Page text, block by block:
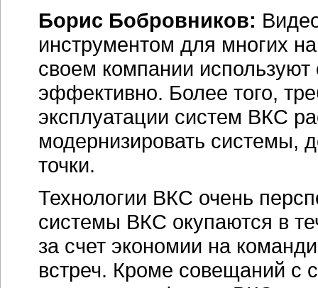
Борис Бобровников:
инструментом для многих
своем компании
эффективно. Более того,
эксплуатации систем ВКС
модернизировать системы,
точки.
Технологии ВКС очень
системы ВКС окупаются в
за счет экономии на
встреч. Кроме совещаний с